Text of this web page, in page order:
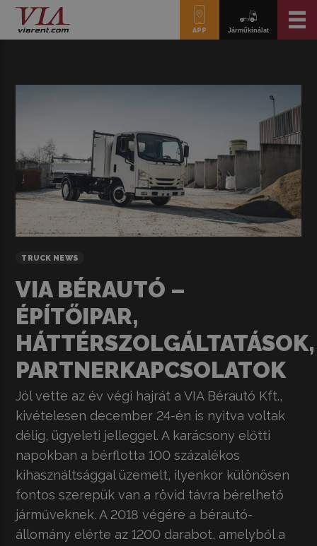
APP Járműkínálat
TRUCK NEWS
VIA BÉRAUTÓ –
ÉPÍTŐIPAR,
HÁTTÉRSZOLGÁLTATÁSOK,
PARTNERKAPCSOLATOK
Jól vette az év végi hajrát a VIA Bérautó Kft.,
kivételesen december 24-én is nyitva voltak
délig, ügyeleti jelleggel. A karácsony előtti
napokban a bérflotta 100 százalékos
kihasználtsággal üzemelt, ilyenkor különösen
fontos szerepük van a rövid távra bérelhető
járműveknek. A 2018 végére a bérautó-
állomány elérte az 1200 darabot, amelyből a